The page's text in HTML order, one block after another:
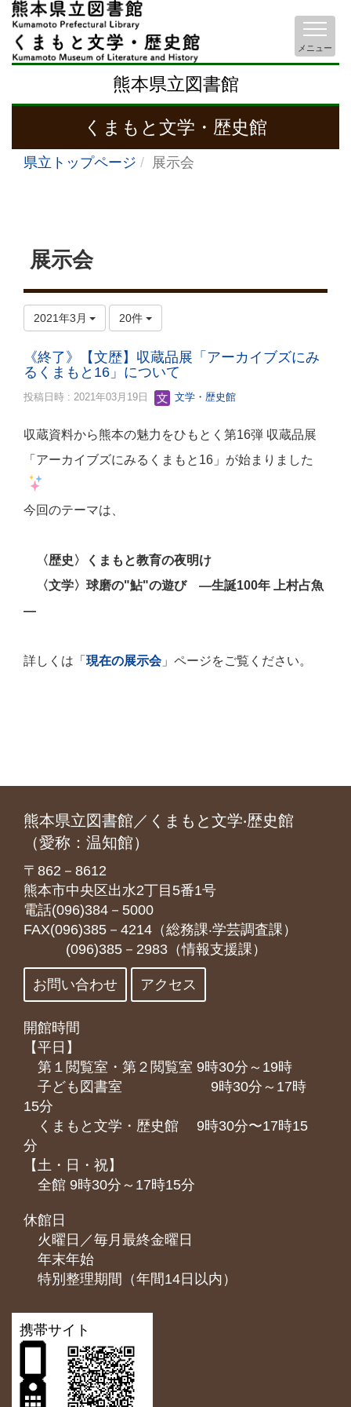
熊本県立図書館
くまもと文学・歴史館
メニュー
県立トップページ 展示会
展示会
2021年3月 20件
《終了》【文歴】収蔵品展「アーカイブズにみ
るくまもと16」について
投稿日時 : 2021年03月19日 文学・歴史館
収蔵資料から熊本の魅力をひもとく第16弾 収蔵品展
「アーカイブズにみるくまもと16」が始まりました
今回のテーマは、
〈歴史〉くまもと教育の夜明け
〈文学〉球磨の"鮎"の遊び ―生誕100年 上村占魚
―
詳しくは「 現在の展示会」ページをご覧ください。
熊本県立図書館／くまもと文学‧歴史館
（愛称：温知館）
〒862－8612
熊本市中央区出水2丁目5番1号
電話(096)384－5000
FAX(096)385－4214（総務課‧学芸調査課）
(096)385－2983（情報支援課）
お問い合わせ アクセス
開館時間
【平日】
第１閲覧室・第２閲覧室 9時30分～19時
子ども図書室 9時30分～17時
15分
くまもと⽂学・歴史館 9時30分〜17時15
分
【土・日・祝】
全館 9時30分～17時15分
休館日
火曜日／毎月最終金曜日
年末年始
特別整理期間（年間14日以内）
携帯サイト